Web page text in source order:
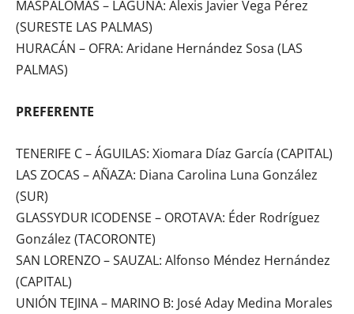
MASPALOMAS – LAGUNA: Alexis Javier Vega Pérez
(SURESTE LAS PALMAS)
HURACÁN – OFRA: Aridane Hernández Sosa (LAS
PALMAS)
PREFERENTE
TENERIFE C – ÁGUILAS: Xiomara Díaz García (CAPITAL)
LAS ZOCAS – AÑAZA: Diana Carolina Luna González
(SUR)
GLASSYDUR ICODENSE – OROTAVA: Éder Rodríguez
González (TACORONTE)
SAN LORENZO – SAUZAL: Alfonso Méndez Hernández
(CAPITAL)
UNIÓN TEJINA – MARINO B: José Aday Medina Morales